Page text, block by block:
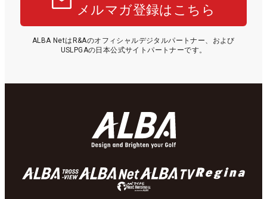
メルマガ登録はこちら
ALBA NetはR&Aのオフィシャルデジタルパートナー、および
USLPGAの日本公式サイトパートナーです。